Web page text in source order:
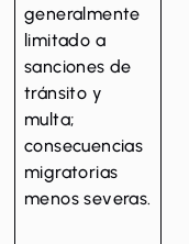
generalmente
limitado a
sanciones de
tránsito y
multa;
consecuencias
migratorias
menos severas.